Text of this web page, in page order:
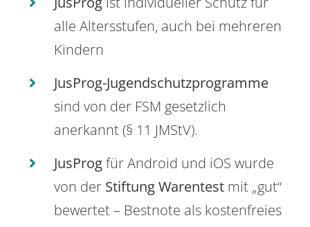
alle Altersstufen, auch bei mehreren
Kindern
JusProg-Jugendschutzprogramme
sind von der FSM gesetzlich
anerkannt (§ 11 JMStV).
JusProgfür Android und iOS wurde
von der Stiftung Warentest mit „gut“
bewertet – Bestnote als kostenfreies